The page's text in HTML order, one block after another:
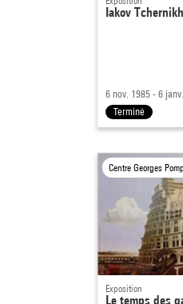
Iakov
6 nov. 1985 - 6
Terminé
Centre Georges
Exposition
Le temps des